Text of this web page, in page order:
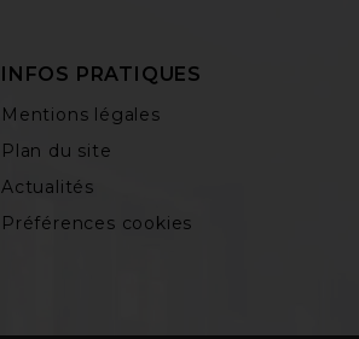
INFOS PRATIQUES
Mentions légales
Plan du site
Actualités
Préférences cookies